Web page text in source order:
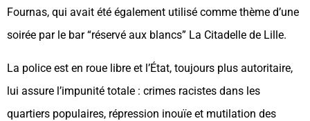
Fournas, qui avait été également utilisé comme thème d’une
soirée par le bar “réservé aux blancs” La Citadelle de Lille.
La police est en roue libre et l’État, toujours plus autoritaire,
lui assure l’impunité totale : crimes racistes dans les
quartiers populaires, répression inouïe et mutilation des